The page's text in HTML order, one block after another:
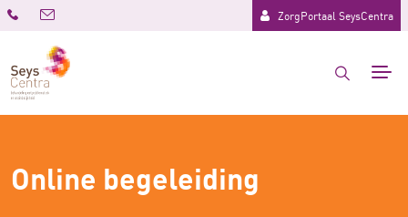
ZorgPortaal SeysCentra
Online begeleiding